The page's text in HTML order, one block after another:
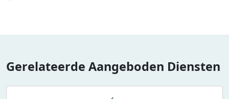
Gerelateerde Aangeboden Diensten